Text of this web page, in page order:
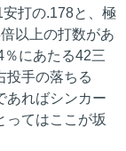
打の.178と、極
以上の打数があ
にあたる42三
投手の落ちる
あればシンカー
ってはここが坂